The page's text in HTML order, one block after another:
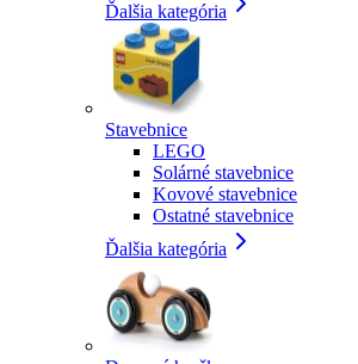
Ďalšia kategória
Stavebnice
LEGO
Solárné stavebnice
Kovové stavebnice
Ostatné stavebnice
Ďalšia kategória